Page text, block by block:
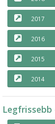
2017
2016
2015
2014